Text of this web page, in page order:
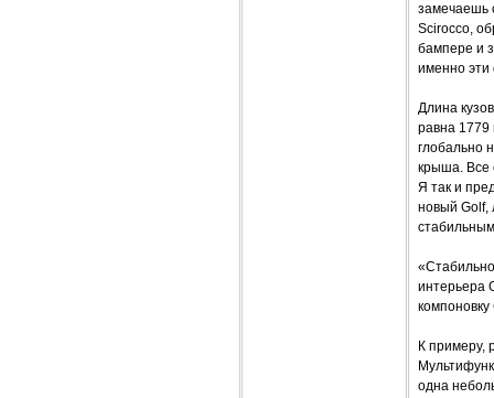
замечаешь
Scirocco,
бампере и
именно эти
Длина
равна 1779
глобально
крыша. Все
Я так и
новый Golf,
интерьера
К примеру,
одна